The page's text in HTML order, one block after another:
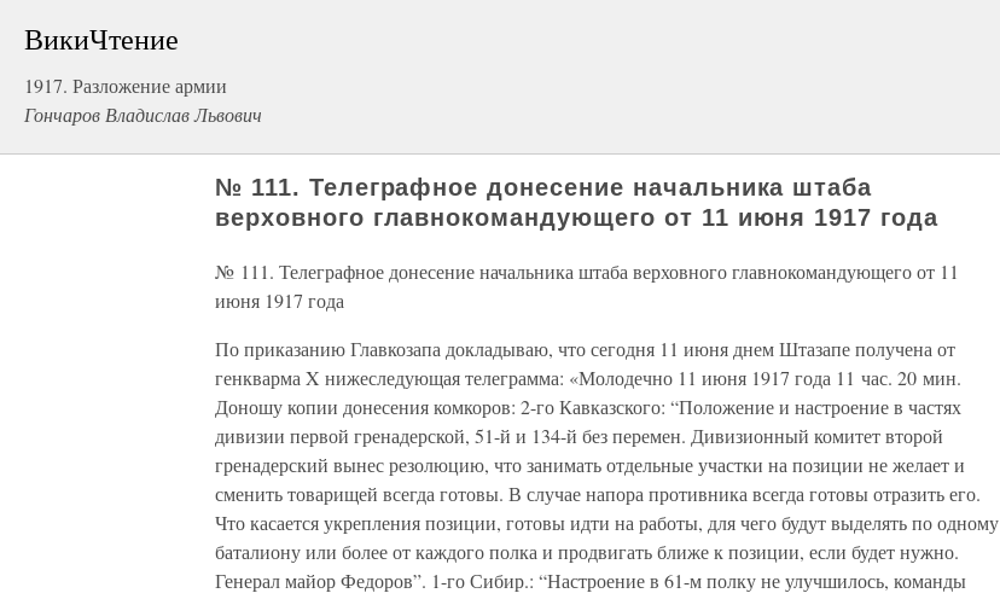
ВикиЧтение
1917. Разложение армии
Гончаров Владислав Львович
№ 111. Телеграфное донесение начальника штаба
верховного главнокомандующего от 11 июня 1917 года
№ 111. Телеграфное донесение начальника штаба верховного главнокомандующего от 11
июня 1917 года
По приказанию Главкозапа докладываю, что сегодня 11 июня днем Штазапе получена от
генкварма X нижеследующая телеграмма: «Молодечно 11 июня 1917 года 11 час. 20 мин.
Доношу копии донесения комкоров: 2-го Кавказского: “Положение и настроение в частях
дивизии первой гренадерской, 51-й и 134-й без перемен. Дивизионный комитет второй
гренадерский вынес резолюцию, что занимать отдельные участки на позиции не желает и
сменить товарищей всегда готовы. В случае напора противника всегда готовы отразить его.
Что касается укрепления позиции, готовы идти на работы, для чего будут выделять по одному
баталиону или более от каждого полка и продвигать ближе к позиции, если будет нужно.
Генерал майор Федоров”. 1-го Сибир.: “Настроение в 61-м полку не улучшилось, команды